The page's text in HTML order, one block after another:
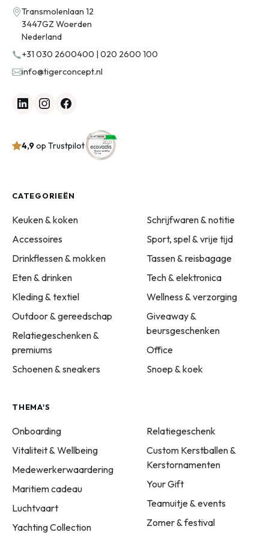
Transmolenlaan 12
3447GZ Woerden
Nederland
+31 030 2600400 | 020 2600 100
info@tigerconcept.nl
4,9op Trustpilot
CATEGORIEËN
Keuken & koken
Accessoires
Drinkflessen & mokken
Eten & drinken
Kleding & textiel
Outdoor & gereedschap
Relatiegeschenken &
premiums
Schoenen & sneakers
Schrijfwaren & notitie
Sport, spel & vrije tijd
Tassen & reisbagage
Tech & elektronica
Wellness & verzorging
Giveaway &
beursgeschenken
Office
Snoep & koek
THEMA'S
Onboarding
Vitaliteit & Wellbeing
Medewerkerwaardering
Maritiem cadeau
Luchtvaart
Yachting Collection
Relatiegeschenk
Custom Kerstballen &
Kerstornamenten
Your Gift
Teamuitje & events
Zomer & festival